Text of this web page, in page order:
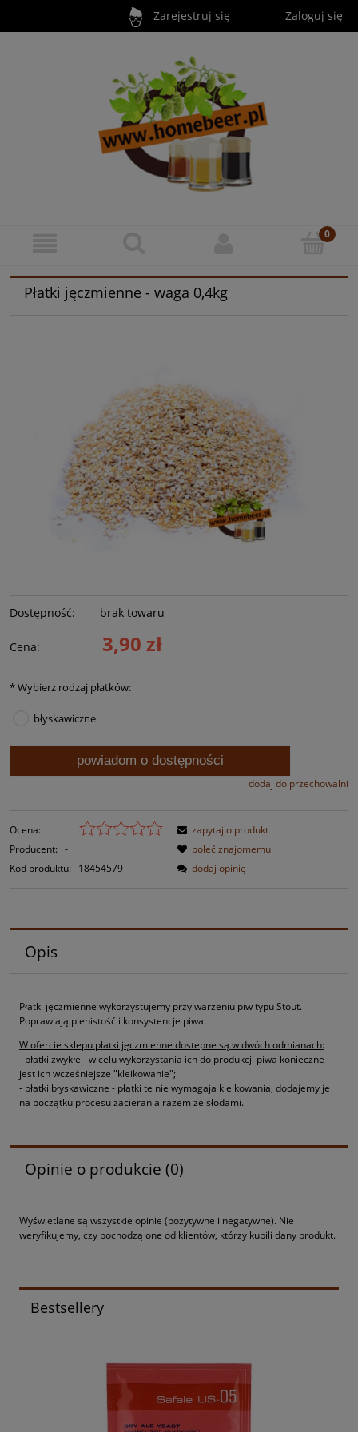
Zarejestruj się Zaloguj się
Płatki jęczmienne - waga 0,4kg
Dostępność: brak towaru
Cena: 3,90 zł
*Wybierz rodzaj płatków:
błyskawiczne
powiadom o dostępności
dodaj do przechowalni
Ocena:
Producent: -
Kod produktu:
18454579
zapytaj o produkt
poleć znajomemu
dodaj opinię
Opis
Płatki jęczmienne wykorzystujemy przy warzeniu piw typu Stout.
Poprawiają pienistość i konsystencje piwa.
W ofercie sklepu płatki jęczmienne dostepne są w dwóch odmianach:
- płatki zwykłe - w celu wykorzystania ich do produkcji piwa konieczne
jest ich wcześniejsze "kleikowanie";
- płatki błyskawiczne - płatki te nie wymagaja kleikowania, dodajemy je
na początku procesu zacierania razem ze słodami.
Opinie o produkcie (0)
Wyświetlane są wszystkie opinie (pozytywne i negatywne). Nie
weryfikujemy, czy pochodzą one od klientów, którzy kupili dany produkt.
Bestsellery